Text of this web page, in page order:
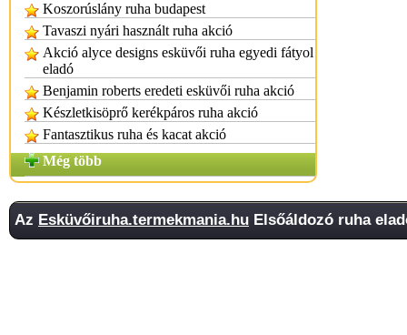
Koszorúslány ruha budapest
Tavaszi nyári használt ruha akció
Akció alyce designs esküvői ruha egyedi fátyol
eladó
Benjamin roberts eredeti esküvői ruha akció
Készletkisöprő kerékpáros ruha akció
Fantasztikus ruha és kacat akció
Még több
Az Esküvőiruha.termekmania.hu Elsőáldozó ruha